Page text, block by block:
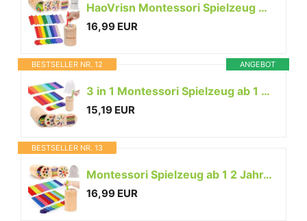
HaoVrisn Montessori Spielzeug ab 1 Jahr, 3-in-1 Montessori Spielzeug ab 2 1 3 Jahre, Spielzeug Holz Montessori 1 2 3 Jahre, Baby Motorikspielzeug ab 1 2 Jahr Kleinkind Spielzeug Sensorik Spielzeug
16,99 EUR
ANGEBOT
BESTSELLER NR. 12
3 in 1 Montessori Spielzeug ab 1 2 Jahr, Holzspielzeug ab 1 Jahr ,Geschenk
15,19 EUR
BESTSELLER NR. 13
Montessori Spielzeug ab 1 2 Jahr, Spielzeug ab 1 2 Jahre Farbe Sortierspiel
16,99 EUR